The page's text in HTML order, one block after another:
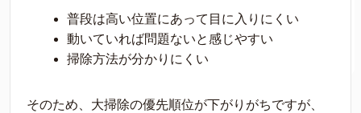
普段は高い位置にあって目に入りにくい
動いていれば問題ないと感じやすい
掃除方法が分かりにくい
そのため、大掃除の優先順位が下がりがちですが、